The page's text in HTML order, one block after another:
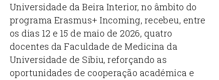
Universidade da Beira Interior, no âmbito do
programa Erasmus+ Incoming, recebeu, entre
os dias 12 e 15 de maio de 2026, quatro
docentes da Faculdade de Medicina da
Universidade de Sibiu, reforçando as
oportunidades de cooperação académica e